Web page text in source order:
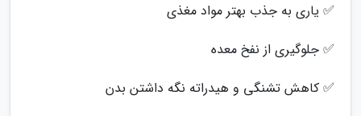
✅ یاری به جذب بهتر مواد مغذی
✅ جلوگیری از نفخ معده
✅ کاهش تشنگی و هیدراته نگه داشتن بدن